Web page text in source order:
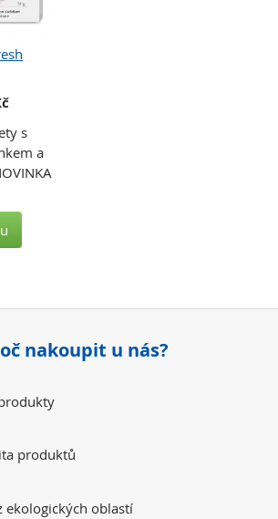
s
a
nakoupit u nás?
produktů
ekologických oblastí